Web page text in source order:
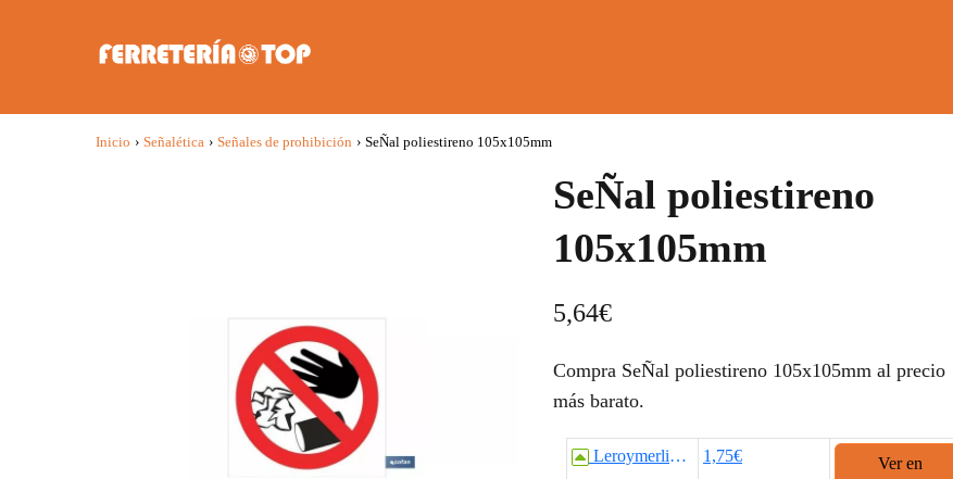
Inicio › Señalética › Señales de prohibición › SeÑal poliestireno 105x105mm
SeÑal poliestireno
105x105mm
5,64€
Compra SeÑal poliestireno 105x105mm al precio
más barato.
Leroymerlin.es 1,75€
Ver en